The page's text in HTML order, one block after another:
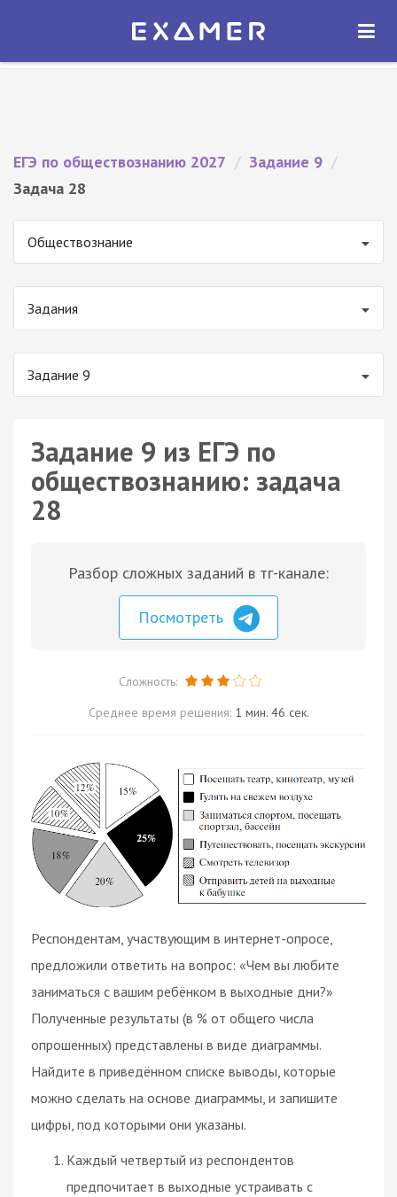
Экзамер — ЕГЭ 2027
ОТКРЫТЬ
ЕГЭ по обществознанию 2027 / Задание 9 /
Задача 28
Обществознание
Задания
Задание 9
Задание 9 из ЕГЭ по
обществознанию: задача
28
Разбор сложных заданий в тг-канале:
Посмотреть
Сложность:
Среднее время решения: 1 мин. 46 сек.
Респондентам, участвующим в интернет-опросе,
предложили ответить на вопрос: «Чем вы любите
заниматься с вашим ребёнком в выходные дни?»
Полученные результаты (в % от общего числа
опрошенных) представлены в виде диаграммы.
Найдите в приведённом списке выводы, которые
можно сделать на основе диаграммы, и запишите
цифры, под которыми они указаны.
Каждый четвертый из респондентов
предпочитает в выходные устраивать с